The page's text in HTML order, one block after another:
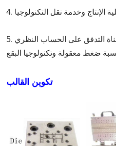
الإنتاج وخدمة نقل التكنولوجيا
5. يعتمد التصميم المنهجي لقناة التدفق على الحساب النظري
ضغط معقولة وتكنولوجيا البقع
تكوين القالب